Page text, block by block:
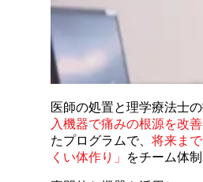
医師の処置と理学療法士の
入機器で痛みの根源を改善
たプログラムで、 将来ま
くい体作り」
をチーム体